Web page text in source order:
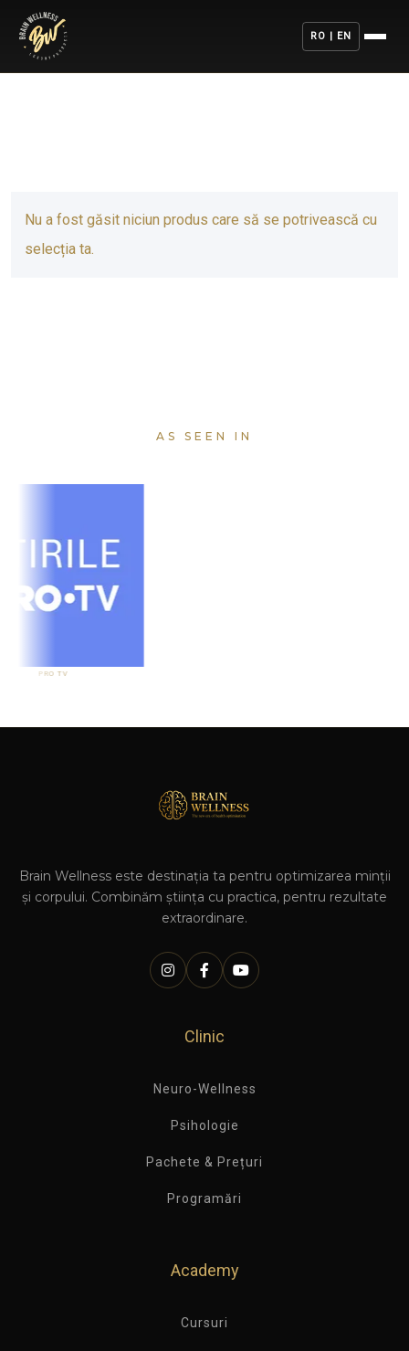
RO | EN
Nu a fost găsit niciun produs care să se potrivească cu
selecția ta.
AS SEEN IN
PRO TV
Brain Wellness este destinația ta pentru optimizarea minții
și corpului. Combinăm știința cu practica, pentru rezultate
extraordinare.
Clinic
Neuro-Wellness
Psihologie
Pachete & Prețuri
Programări
Academy
Cursuri